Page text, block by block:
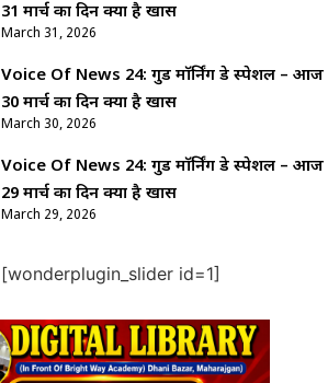
31 मार्च का दिन क्यों है खास
March 31, 2026
Voice Of News 24: गुड माॅर्निंग डे स्पेशल – आज
30 मार्च का दिन क्यों है खास
March 30, 2026
Voice Of News 24: गुड माॅर्निंग डे स्पेशल – आज
29 मार्च का दिन क्यों है खास
March 29, 2026
[wonderplugin_slider id=1]